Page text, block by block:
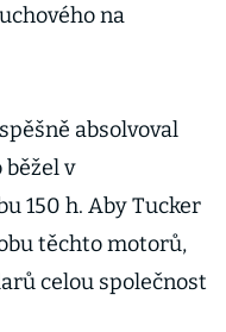
na
absolvoval
v
150 h. Aby Tucker
těchto motorů,
celou společnost